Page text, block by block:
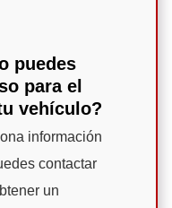
puedes
para el
vehículo?
información
contactar
un